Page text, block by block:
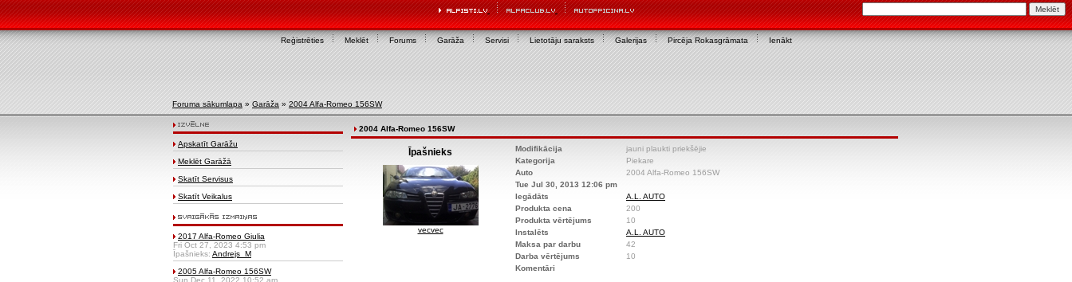
Reģistrēties Meklēt Forums Garāža Servisi Lietotāju saraksts Galerijas Pircēja Rokasgrāmata Ienākt
Foruma sākumlapa » Garāža » 2004 Alfa-Romeo 156SW
Apskatīt Garāžu
Meklēt Garāžā
Skatīt Servisus
Skatīt Veikalus
2017 Alfa-Romeo Giulia
Fri Oct 27, 2023 4:53 pm
Īpašnieks: Andrejs_M
2005 Alfa-Romeo 156SW
Sun Dec 11, 2022 10:52 am
2004 Alfa-Romeo 156SW
Īpašnieks
vecvec
Modifikācija
jauni plaukti priekšējie
Kategorija
Piekare
Auto
2004 Alfa-Romeo 156SW
Tue Jul 30, 2013 12:06 pm
Iegādāts
A.L. AUTO
Produkta cena
200
Produkta vērtējums
10
Instalēts
A.L. AUTO
Maksa par darbu
42
Darba vērtējums
10
Komentāri